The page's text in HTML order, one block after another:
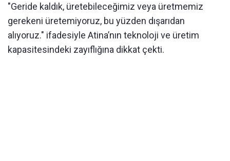
"Geride kaldık, üretebileceğimiz veya üretmemiz
gerekeni üretemiyoruz, bu yüzden dışarıdan
alıyoruz." ifadesiyle Atina’nın teknoloji ve üretim
kapasitesindeki zayıflığına dikkat çekti.